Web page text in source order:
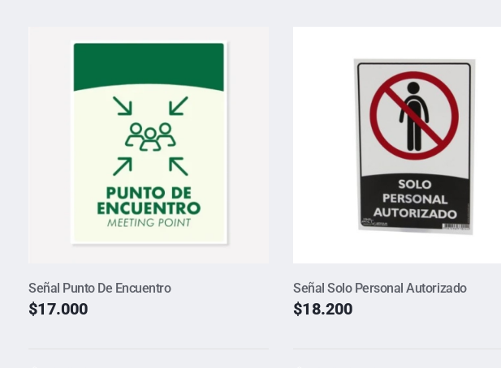
Señal Punto De Encuentro
$17.000
Señal Solo Personal Autorizado
$18.200